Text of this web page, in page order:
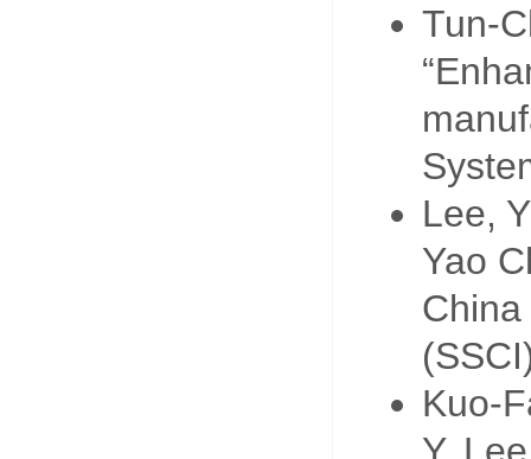
Tun-
Lee,
Yao
Kuo-